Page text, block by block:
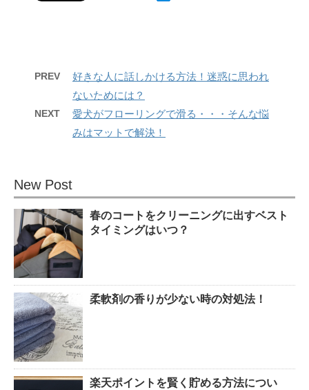
PREV
好きな人に話しかける方法！迷惑に思われ
ないためには？
NEXT
愛犬がフローリングで滑る・・・そんな悩
みはマットで解決！
New Post
春のコートをクリーニングに出すベスト
タイミングはいつ？
柔軟剤の香りが少ない時の対処法！
楽天ポイントを賢く貯める方法につい